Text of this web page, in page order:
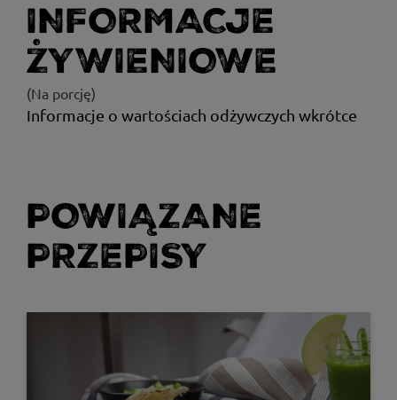
INFORMACJE
ŻYWIENIOWE
(Na porcję)
Informacje o wartościach odżywczych wkrótce
POWIĄZANE
PRZEPISY